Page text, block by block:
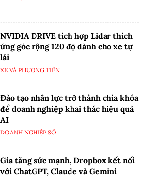
NVIDIA DRIVE tích hợp Lidar thích
ứng góc rộng 120 độ dành cho xe tự
lái
XE VÀ PHƯƠNG TIỆN
Đào tạo nhân lực trở thành chìa khóa
để doanh nghiệp khai thác hiệu quả
AI
DOANH NGHIỆP SỐ
Gia tăng sức mạnh, Dropbox kết nối
với ChatGPT, Claude và Gemini